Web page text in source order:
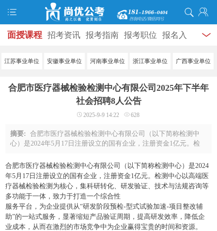
面授课程 招考资讯 报考指南 报考职位 报名入
口 打准考证 成绩查询 面试公告 录用公示 辅导
学员风采 名师团队
江苏事业单位 安徽事业单位 河南事业单位 浙江事业单位 广西事业单位
合肥市医疗器械检验检测中心有限公司2025年下半年
社会招聘8人公告
2025-9-9 14:22 628
摘要:合肥市医疗器械检验检测中心有限公司（以下简称检测中
心）是2024年5月17日注册设立的国有企业，注册资金1亿元。检
证、技术与法规咨询等多功能于一体，致力于 ...
合肥市医疗器械检验检测中心有限公司（以下简称检测中心）是2024
年5月17日注册设立的国有企业，注册资金1亿元。检测中心以高端医
疗器械检验检测为核心，集科研转化、研发验证、技术与法规咨询等
多功能于一体，致力于打造一个综合性
服务平台，为企业提供从“研发阶段预检-型式试验加速-项目整改辅
助”的一站式服务，显著缩短产品验证周期，提高研发效率，降低企
业成本，从而在激烈的市场竞争中为企业赢得宝贵的时间和资源。